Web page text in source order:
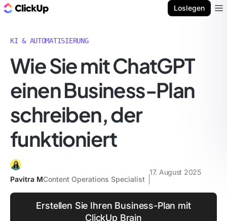
Loslegen
KI & AUTOMATISIERUNG
Wie Sie mit ChatGPT
einen Business-Plan
schreiben, der
funktioniert
Pavitra MContent Operations Specialist
17. August 2025
Erstellen Sie Ihren Business-Plan mit
ClickUp Brain